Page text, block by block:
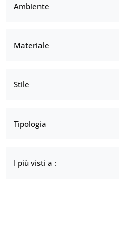
Ambiente
Materiale
Stile
Tipologia
I più visti a :